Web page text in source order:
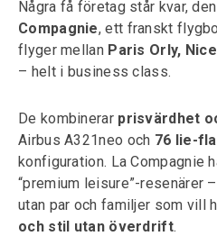
Några få företag står kvar,
Compagnie, ett franskt
flyger mellan Paris Orly,
– helt i business class.
De kombinerar prisvärdhet
Airbus A321neo och 76 lie-
konfiguration. La Compagnie
“premium leisure”-resenärer
utan par och familjer som vill
och stil utan överdrift.